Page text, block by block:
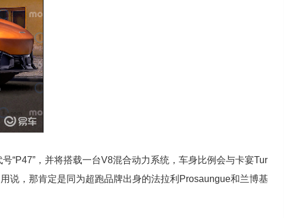
“P47”，并将搭载一台V8混合动力系统，车身比例会与卡宴Tur
说，那肯定是同为超跑品牌出身的法拉利Prosaungue和兰博基